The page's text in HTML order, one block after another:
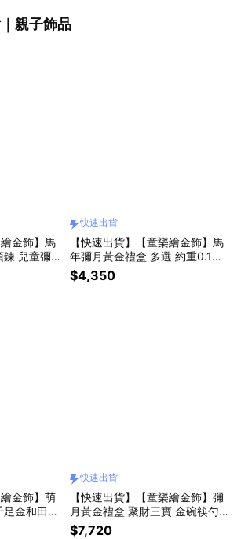
親子飾品
金飾】馬
鍊 兒童彌
±0.02 附
快速出貨
【快速出貨】【童樂繪金飾】馬
年彌月黃金禮盒 多選 約重0.1錢
附贈馬年平安符 (滿月 保平安 9
99純金)
$4,350
金飾】萌
金和田玉
)
快速出貨
【快速出貨】【童樂繪金飾】彌
月黃金禮盒 聚財三寶 金碗筷勺
約重0.2錢 (999純金 滿月)
$7,720